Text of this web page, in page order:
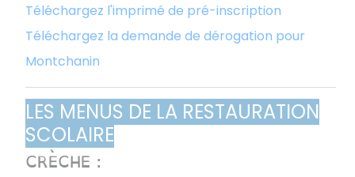
Téléchargez l'imprimé de pré-inscription
Téléchargez la demande de dérogation pour
Montchanin
LES MENUS DE LA RESTAURATION
SCOLAIRE
CRÈCHE :